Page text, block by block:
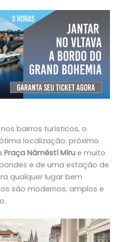
bairros turísticos, o
localização: próximo
Praça Náměstí Míru e muito
e de uma estação de
qualquer lugar bem
são modernos, amplos e